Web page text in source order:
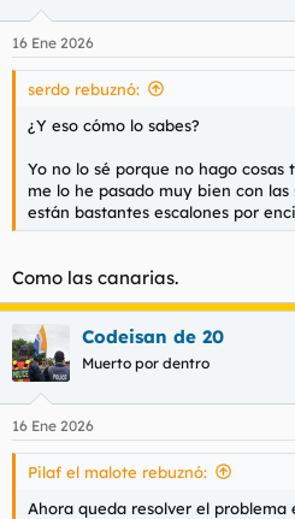
16 Ene 2026
serdo rebuznó:
¿Y eso cómo lo sabes?
Yo no lo sé porque no hago cosas
me lo he pasado muy bien con las
están bastantes escalones por
Como las canarias.
Codeisan de 20
Muerto por dentro
16 Ene 2026
Pilaf el malote rebuznó:
Ahora queda resolver el problema